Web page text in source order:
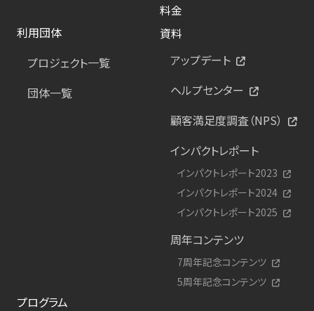
料金
利用団体
プロジェクト一覧
団体一覧
資料
アップデート
ヘルプセンター
顧客満足度調査（NPS）
インパクトレポート
インパクトレポート2023
インパクトレポート2024
インパクトレポート2025
周年コンテンツ
7周年記念コンテンツ
5周年記念コンテンツ
プログラム